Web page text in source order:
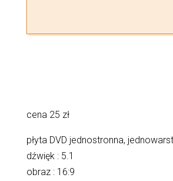
cena 25 zł
płyta DVD jednostronna,
dźwięk : 5.1
obraz : 16:9